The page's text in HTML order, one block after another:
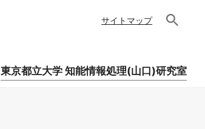
サイトマップ
東京都立大学 知能情報処理(山口)研究室